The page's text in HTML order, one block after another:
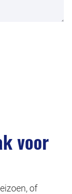
voor
of